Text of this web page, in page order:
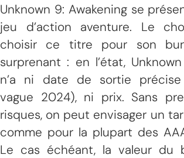
Unknown 9: Awakening se
jeu d’action aventure. Le
choisir ce titre pour son
surprenant : en l’état,
n’a ni date de sortie précise
vague 2024), ni prix. Sans
risques, on peut envisager un
comme pour la plupart des
Le cas échéant, la valeur du